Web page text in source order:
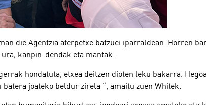
die Agentzia aterpetxe batzuei iparraldean. Horren
kanpin-dendak eta mantak.
hondatuta, etxea deitzen dioten leku bakarra.
joateko beldur zirela “, amaitu zuen Whitek.